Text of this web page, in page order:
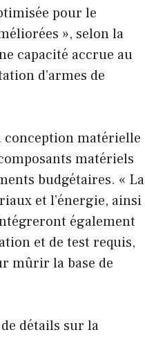
pour le
», selon la
capacité accrue au
d’armes de
conception matérielle
matériels
budgétaires. « La
et l’énergie, ainsi
également
et de test requis,
mûrir la base de
détails sur la